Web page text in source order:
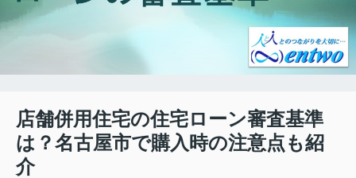
店舗併用住宅の住宅ローン審査基準
は？名古屋市で購入時の注意点も紹
介